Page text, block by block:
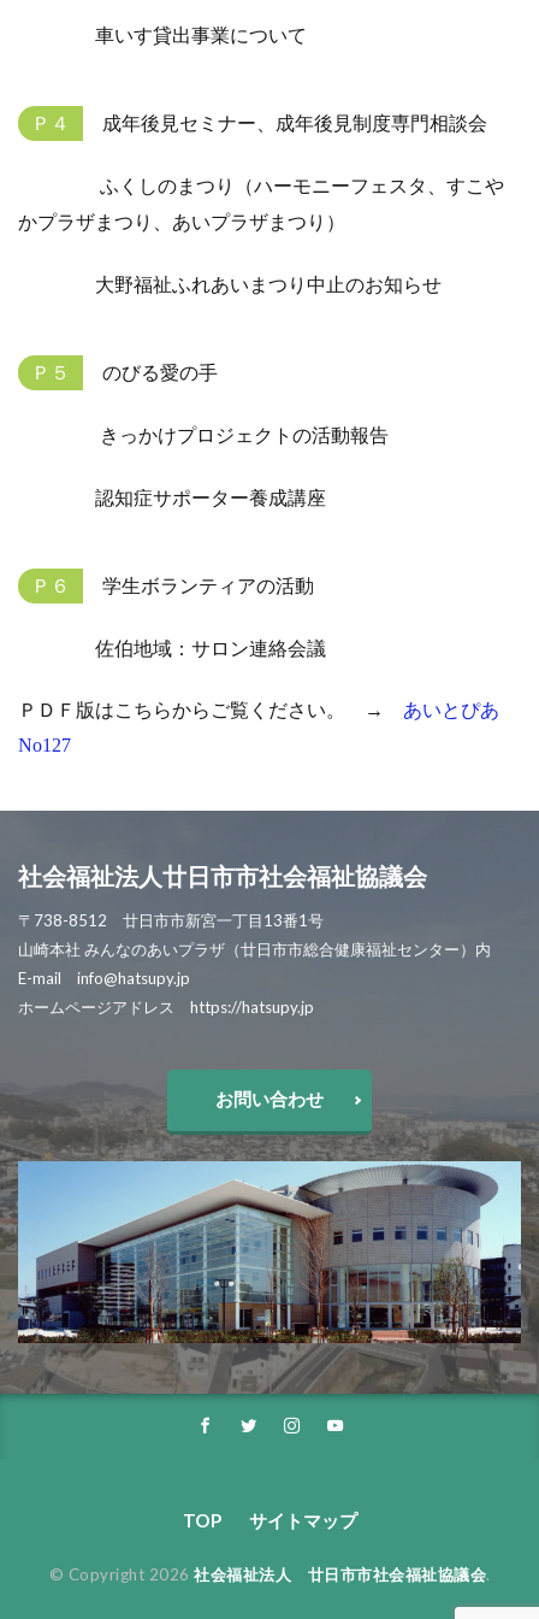
車いす貸出事業について
Ｐ４ 成年後見セミナー、成年後見制度専門相談会
ふくしのまつり（ハーモニーフェスタ、すこや
かプラザまつり、あいプラザまつり）
大野福祉ふれあいまつり中止のお知らせ
Ｐ５ のびる愛の手
きっかけプロジェクトの活動報告
認知症サポーター養成講座
Ｐ６ 学生ボランティアの活動
佐伯地域：サロン連絡会議
ＰＤＦ版はこちらからご覧ください。 → あいとぴあ
No127
社会福祉法人廿日市市社会福祉協議会
〒738-8512 廿日市市新宮一丁目13番1号
山崎本社 みんなのあいプラザ（廿日市市総合健康福祉センター）内
E-mail info@hatsupy.jp
ホームページアドレス https://hatsupy.jp
お問い合わせ
TOP サイトマップ
© Copyright 2026 社会福祉法人 廿日市市社会福祉協議会.